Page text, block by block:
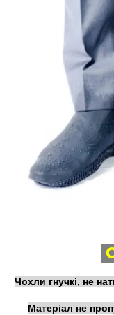
Чохли гнучкі, не
Матеріал не